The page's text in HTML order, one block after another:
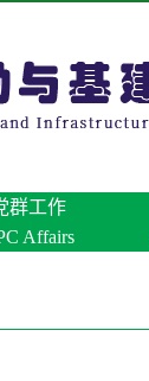
群工作
Affairs